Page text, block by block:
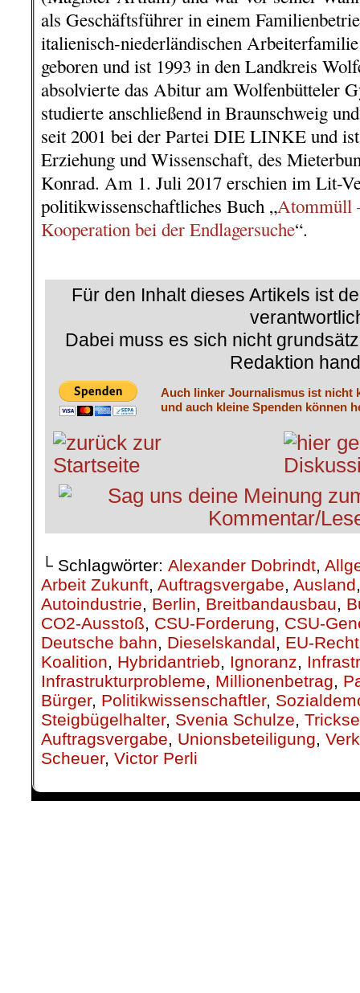
als Geschäftsführer in einem
italienisch-niederländischen
geboren und ist 1993 in den Landkreis
absolvierte das Abitur am Wolfenbütteler
studierte anschließend in Braunschweig
seit 2001 bei der Partei DIE LINKE und
Erziehung und Wissenschaft, des
Konrad. Am 1. Juli 2017 erschien im Lit-
politikwissenschaftliches Buch „Atommüll
Kooperation bei der Endlagersuche“.
Für den Inhalt dieses Artikels ist
Dabei muss es sich nicht
Redaktion
Auch linker Journalismus ist nicht
und auch kleine Spenden können
└ Schlagwörter: Alexander Dobrindt,
Arbeit Zukunft, Auftragsvergabe, Ausland
Autoindustrie, Berlin, Breitbandausbau,
CO2-Ausstoß, CSU-Forderung, CSU-
Deutsche bahn, Dieselskandal, EU-Recht
Koalition, Hybridantrieb, Ignoranz,
Infrastrukturprobleme, Millionenbetrag,
Bürger, Politikwissenschaftler,
Steigbügelhalter, Svenia Schulze,
Auftragsvergabe, Unionsbeteiligung,
Scheuer, Victor Perli